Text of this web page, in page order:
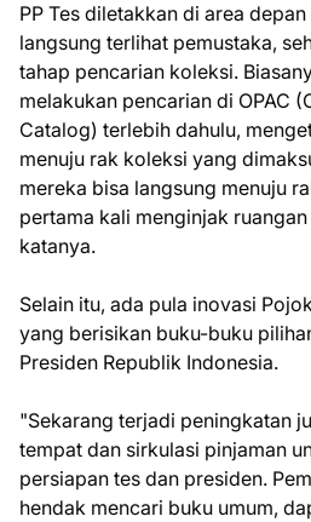
PP Tes diletakkan di area
langsung terlihat pemustaka,
tahap pencarian koleksi.
melakukan pencarian di OPAC
Catalog) terlebih dahulu,
menuju rak koleksi yang
mereka bisa langsung menuju
pertama kali menginjak
katanya.
Selain itu, ada pula inovasi
yang berisikan buku-buku
Presiden Republik Indonesia.
"Sekarang terjadi peningkatan
tempat dan sirkulasi pinjaman
persiapan tes dan presiden.
hendak mencari buku umum,